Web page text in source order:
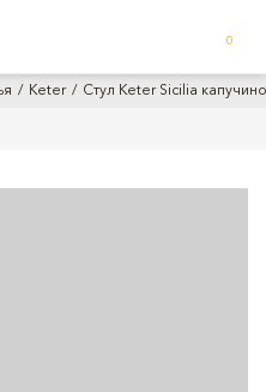
0
Keter Стул Keter Sicilia капучино